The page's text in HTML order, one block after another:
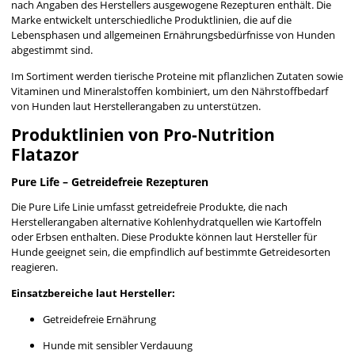
nach Angaben des Herstellers ausgewogene Rezepturen enthält. Die
Marke entwickelt unterschiedliche Produktlinien, die auf die
Lebensphasen und allgemeinen Ernährungsbedürfnisse von Hunden
abgestimmt sind.
Im Sortiment werden tierische Proteine mit pflanzlichen Zutaten sowie
Vitaminen und Mineralstoffen kombiniert, um den Nährstoffbedarf
von Hunden laut Herstellerangaben zu unterstützen.
Produktlinien von Pro-Nutrition
Flatazor
Pure Life – Getreidefreie Rezepturen
Die Pure Life Linie umfasst getreidefreie Produkte, die nach
Herstellerangaben alternative Kohlenhydratquellen wie Kartoffeln
oder Erbsen enthalten. Diese Produkte können laut Hersteller für
Hunde geeignet sein, die empfindlich auf bestimmte Getreidesorten
reagieren.
Einsatzbereiche laut Hersteller:
Getreidefreie Ernährung
Hunde mit sensibler Verdauung